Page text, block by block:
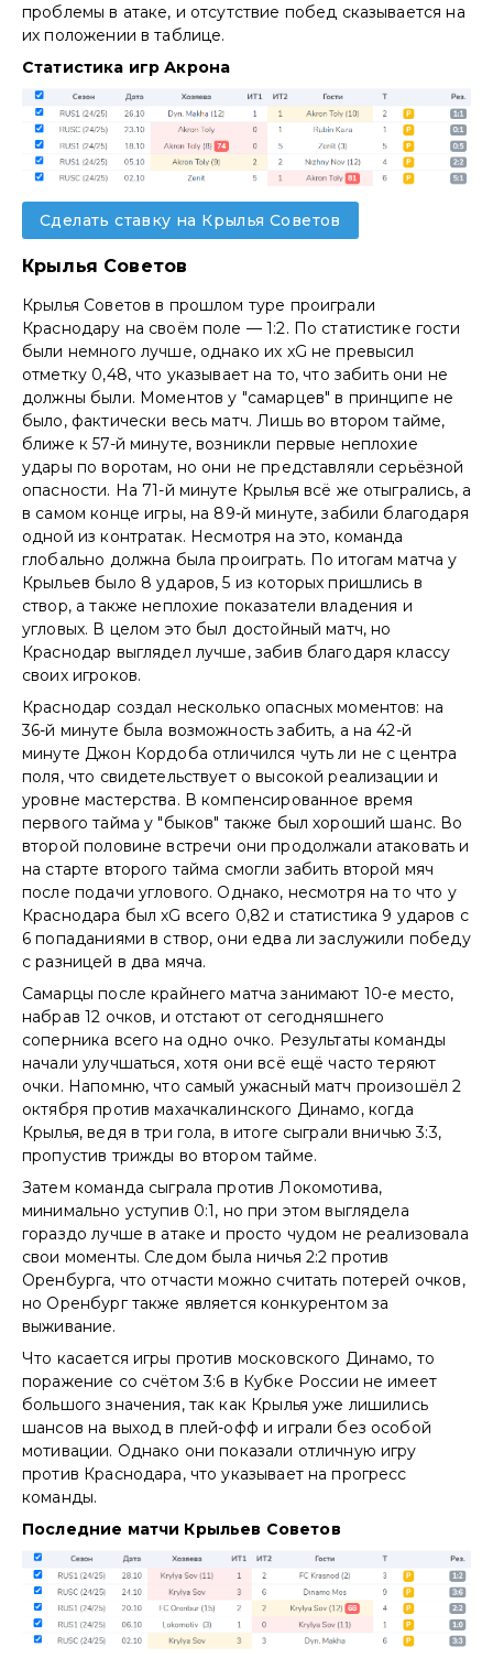
проблемы в атаке, и отсутствие побед сказывается на
их положении в таблице.
Статистика игр Акрона
Сделать ставку на Крылья Советов
Крылья Советов
Крылья Советов в прошлом туре проиграли
Краснодару на своём поле — 1:2. По статистике гости
были немного лучше, однако их xG не превысил
отметку 0,48, что указывает на то, что забить они не
должны были. Моментов у "самарцев" в принципе не
было, фактически весь матч. Лишь во втором тайме,
ближе к 57-й минуте, возникли первые неплохие
удары по воротам, но они не представляли серьёзной
опасности. На 71-й минуте Крылья всё же отыгрались, а
в самом конце игры, на 89-й минуте, забили благодаря
одной из контратак. Несмотря на это, команда
глобально должна была проиграть. По итогам матча у
Крыльев было 8 ударов, 5 из которых пришлись в
створ, а также неплохие показатели владения и
угловых. В целом это был достойный матч, но
Краснодар выглядел лучше, забив благодаря классу
своих игроков.
Краснодар создал несколько опасных моментов: на
36-й минуте была возможность забить, а на 42-й
минуте Джон Кордоба отличился чуть ли не с центра
поля, что свидетельствует о высокой реализации и
уровне мастерства. В компенсированное время
первого тайма у "быков" также был хороший шанс. Во
второй половине встречи они продолжали атаковать и
на старте второго тайма смогли забить второй мяч
после подачи углового. Однако, несмотря на то что у
Краснодара был xG всего 0,82 и статистика 9 ударов с
6 попаданиями в створ, они едва ли заслужили победу
с разницей в два мяча.
Самарцы после крайнего матча занимают 10-е место,
набрав 12 очков, и отстают от сегодняшнего
соперника всего на одно очко. Результаты команды
начали улучшаться, хотя они всё ещё часто теряют
очки. Напомню, что самый ужасный матч произошёл 2
октября против махачкалинского Динамо, когда
Крылья, ведя в три гола, в итоге сыграли вничью 3:3,
пропустив трижды во втором тайме.
Затем команда сыграла против Локомотива,
минимально уступив 0:1, но при этом выглядела
гораздо лучше в атаке и просто чудом не реализовала
свои моменты. Следом была ничья 2:2 против
Оренбурга, что отчасти можно считать потерей очков,
но Оренбург также является конкурентом за
выживание.
Что касается игры против московского Динамо, то
поражение со счётом 3:6 в Кубке России не имеет
большого значения, так как Крылья уже лишились
шансов на выход в плей-офф и играли без особой
мотивации. Однако они показали отличную игру
против Краснодара, что указывает на прогресс
команды.
Последние матчи Крыльев Советов